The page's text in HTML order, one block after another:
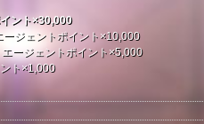
ント×30,000
ジェントポイント×10,000
ージェントポイント×5,000
ト×1,000